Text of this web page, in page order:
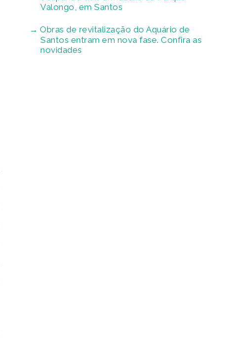
Valongo, em Santos
Obras de revitalização do Aquário de
Santos entram em nova fase. Confira as
novidades